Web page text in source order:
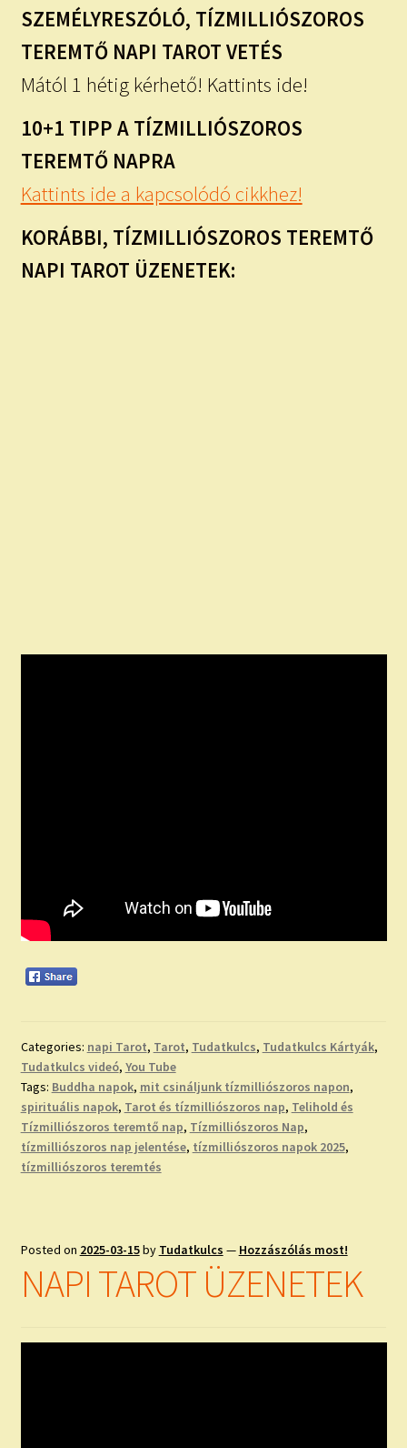
SZEMÉLYRESZÓLÓ, TÍZMILLIÓSZOROS
TEREMTŐ NAPI TAROT VETÉS
Mától 1 hétig kérhető! Kattints ide!
10+1 TIPP A TÍZMILLIÓSZOROS
TEREMTŐ NAPRA
Kattints ide a kapcsolódó cikkhez!
KORÁBBI, TÍZMILLIÓSZOROS TEREMTŐ
NAPI TAROT ÜZENETEK:
Categories: napi Tarot, Tarot, Tudatkulcs, Tudatkulcs Kártyák,
Tudatkulcs videó, You Tube
Tags: Buddha napok, mit csináljunk tízmilliószoros napon,
spirituális napok, Tarot és tízmilliószoros nap, Telihold és
Tízmilliószoros teremtő nap, Tízmilliószoros Nap,
tízmilliószoros nap jelentése, tízmilliószoros napok 2025,
tízmilliószoros teremtés
Posted on 2025-03-15by Tudatkulcs — Hozzászólás most!
NAPI TAROT ÜZENETEK